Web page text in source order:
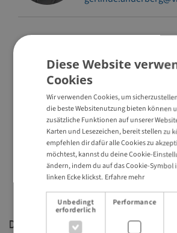
Gabriel Dorch,
Trade Manager -
Dan Peng,
Manager - China
Du bist für ein Unternehmen der
Diese Website
Cookies
Wir verwenden Cookies, um
die beste Websitenutzung bieten können
zusätzliche Funktionen auf unserer
Karten und Lesezeichen, bereit stellen zu
empfehlen dir dafür alle Cookies zu
möchtest, kannst du deine Cookie-
ändern, indem du auf das Cookie-Symbol
linken Ecke klickst. Erfahre mehr
Unbedingt
erforderlich
Performance